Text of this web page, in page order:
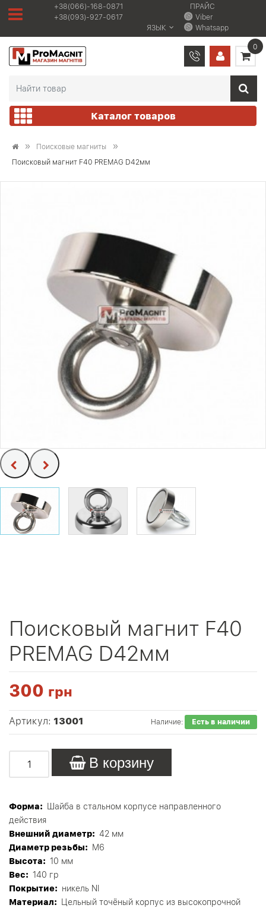
+38(066)-168-0871
+38(093)-927-0617
ЯЗЫК
ПРАЙС
Viber
Whatsapp
Каталог товаров
0
Поисковые магниты
Поисковый магнит F40 PREMAG D42мм
Поисковый магнит F40
PREMAG D42мм
300 грн
Артикул: 13001 Наличие: Есть в наличии
В корзину
Форма:
Шайба в стальном корпусе направленного
действия
Внешний диаметр: 42 мм
Диаметр резьбы:
М6
Высота: 10 мм
Вес: 140 гр
Покрытие: никель NI
Материал:
Цельный точёный корпус из высокопрочной